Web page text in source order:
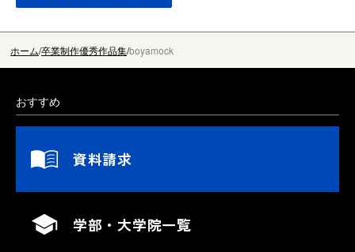
ホーム 卒業制作優秀作品集boyamock
おすすめ
資料請求
学部・大学院一覧